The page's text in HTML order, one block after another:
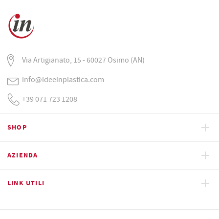
Via Artigianato, 15 - 60027 Osimo (AN)
info@ideeinplastica.com
+39 071 723 1208
SHOP
AZIENDA
LINK UTILI